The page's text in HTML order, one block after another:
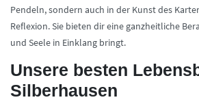
Pendeln, sondern auch in der Kunst des
Reflexion. Sie bieten dir eine ganzheitliche
und Seele in Einklang bringt.
Unsere besten
Silberhausen